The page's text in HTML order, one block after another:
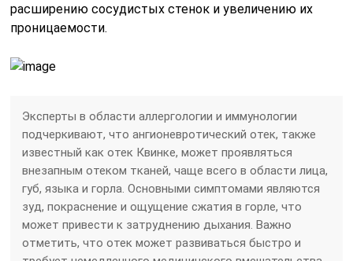
расширению сосудистых стенок и увеличению их
проницаемости.
Эксперты в области аллергологии и иммунологии
подчеркивают, что ангионевротический отек, также
известный как отек Квинке, может проявляться
внезапным отеком тканей, чаще всего в области лица,
губ, языка и горла. Основными симптомами являются
зуд, покраснение и ощущение сжатия в горле, что
может привести к затруднению дыхания. Важно
отметить, что отек может развиваться быстро и